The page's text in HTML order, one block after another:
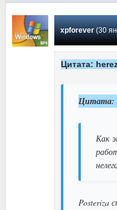
xpforever(30
Цитата:
Цитата:
Как
Posteriza